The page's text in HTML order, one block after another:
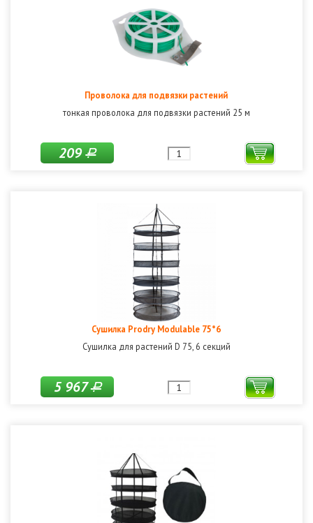
Проволока для подвязки растений
тонкая проволока для подвязки растений 25 м
209Р
Сушилка Prodry Modulable 75*6
Сушилка для растений D 75, 6 секций
5 967Р